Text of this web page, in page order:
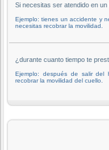
Si necesitas ser atendido en
Ejemplo: tienes un accidente y
necesitas recobrar la movilidad.
¿durante cuanto tiempo te
Ejemplo: después de salir del
recobrar la movilidad del cuello.